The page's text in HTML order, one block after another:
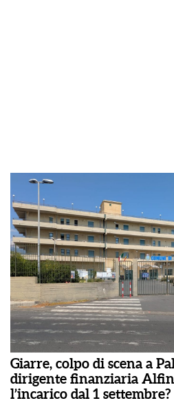
Giarre, colpo di scena a
dirigente finanziaria
l’incarico dal 1 settembre?